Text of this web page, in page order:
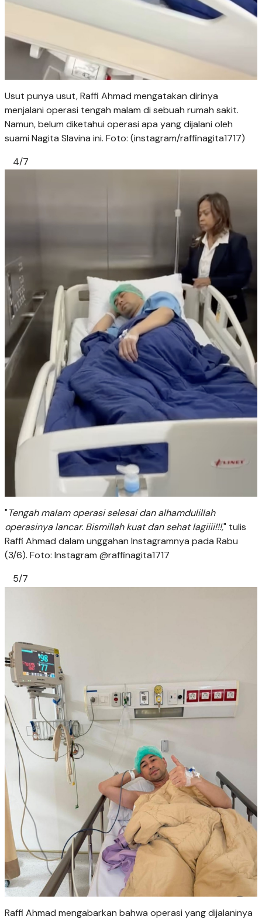
Usut punya usut, Raffi Ahmad mengatakan dirinya
menjalani operasi tengah malam di sebuah rumah sakit.
Namun, belum diketahui operasi apa yang dijalani oleh
suami Nagita Slavina ini. Foto: (instagram/raffinagita1717)
4/7
"Tengah malam operasi selesai dan alhamdulillah
operasinya lancar. Bismillah kuat dan sehat lagiiii!!!," tulis
Raffi Ahmad dalam unggahan Instagramnya pada Rabu
(3/6). Foto: Instagram @raffinagita1717
5/7
Raffi Ahmad mengabarkan bahwa operasi yang dijalaninya